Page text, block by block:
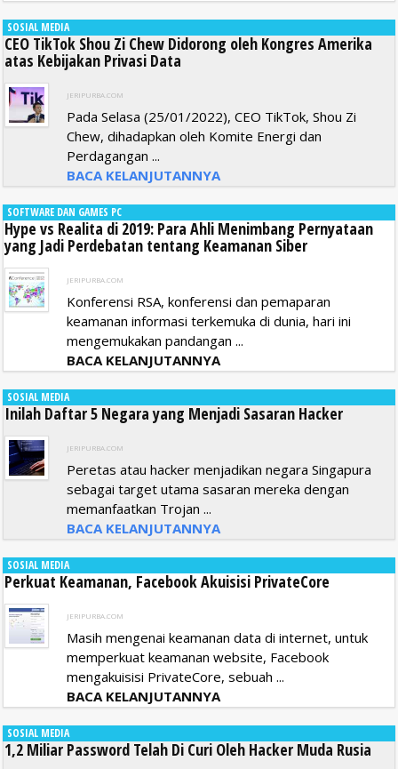
SOSIAL MEDIA
CEO TikTok Shou Zi Chew Didorong oleh Kongres Amerika
atas Kebijakan Privasi Data
JERIPURBA.COM
Pada Selasa (25/01/2022), CEO TikTok, Shou Zi
Chew, dihadapkan oleh Komite Energi dan
Perdagangan ...
BACA KELANJUTANNYA
SOFTWARE DAN GAMES PC
Hype vs Realita di 2019: Para Ahli Menimbang Pernyataan
yang Jadi Perdebatan tentang Keamanan Siber
JERIPURBA.COM
Konferensi RSA, konferensi dan pemaparan
keamanan informasi terkemuka di dunia, hari ini
mengemukakan pandangan ...
BACA KELANJUTANNYA
SOSIAL MEDIA
Inilah Daftar 5 Negara yang Menjadi Sasaran Hacker
JERIPURBA.COM
Peretas atau hacker menjadikan negara Singapura
sebagai target utama sasaran mereka dengan
memanfaatkan Trojan ...
BACA KELANJUTANNYA
SOSIAL MEDIA
Perkuat Keamanan, Facebook Akuisisi PrivateCore
JERIPURBA.COM
Masih mengenai keamanan data di internet, untuk
memperkuat keamanan website, Facebook
mengakuisisi PrivateCore, sebuah ...
BACA KELANJUTANNYA
SOSIAL MEDIA
1,2 Miliar Password Telah Di Curi Oleh Hacker Muda Rusia